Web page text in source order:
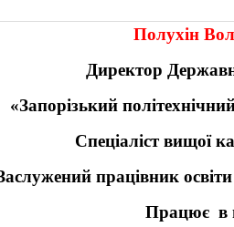
Полухін
Директор
«Запорізький
Спеціаліст вищої
працівник
Працює в